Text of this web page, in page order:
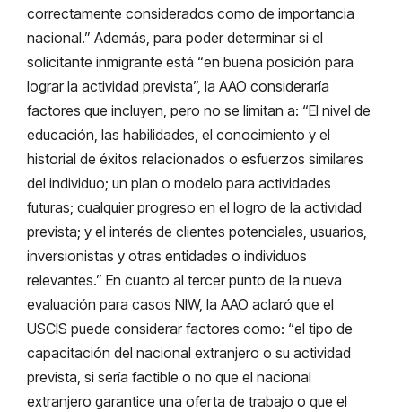
correctamente considerados como de importancia
nacional.” Además, para poder determinar si el
solicitante inmigrante está “en buena posición para
lograr la actividad prevista”, la AAO consideraría
factores que incluyen, pero no se limitan a: “El nivel de
educación, las habilidades, el conocimiento y el
historial de éxitos relacionados o esfuerzos similares
del individuo; un plan o modelo para actividades
futuras; cualquier progreso en el logro de la actividad
prevista; y el interés de clientes potenciales, usuarios,
inversionistas y otras entidades o individuos
relevantes.” En cuanto al tercer punto de la nueva
evaluación para casos NIW, la AAO aclaró que el
USCIS puede considerar factores como: “el tipo de
capacitación del nacional extranjero o su actividad
prevista, si sería factible o no que el nacional
extranjero garantice una oferta de trabajo o que el